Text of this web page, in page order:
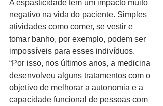
A espasticidade tem um impacto muito
negativo na vida do paciente. Simples
atividades como comer, se vestir e
tomar banho, por exemplo, podem ser
impossíveis para esses indivíduos.
“Por isso, nos últimos anos, a medicina
desenvolveu alguns tratamentos com o
objetivo de melhorar a autonomia e a
capacidade funcional de pessoas com